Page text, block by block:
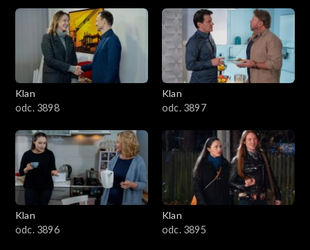
4301–4400
4201–4300
4101–4200
3901–4000
3801–3900
3701–3800
Klan
odc. 3898
Klan
odc. 3897
Klan
odc. 3896
Klan
odc. 3895